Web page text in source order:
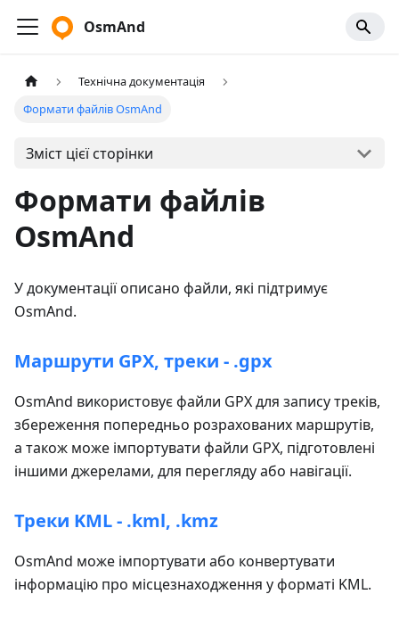
OsmAnd
Технічна документація
Формати файлів OsmAnd
Зміст цієї сторінки
Формати файлів
OsmAnd
У документації описано файли, які підтримує
OsmAnd.
Маршрути GPX, треки - .gpx
OsmAnd використовує файли GPX для запису треків,
збереження попередньо розрахованих маршрутів,
а також може імпортувати файли GPX, підготовлені
іншими джерелами, для перегляду або навігації.
Треки KML - .kml, .kmz
OsmAnd може імпортувати або конвертувати
інформацію про місцезнаходження у форматі KML.